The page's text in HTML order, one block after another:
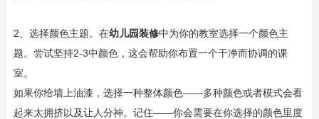
2、选择颜色主题。在幼儿园装修中为你的教室选择一个颜色主
题。尝试坚持2-3中颜色，这会帮助你布置一个干净而协调的课
室。
如果你给墙上油漆，选择一种整体颜色——多种颜色或者模式会看
起来太拥挤以及让人分神。记住——你会需要在你选择的颜色里度